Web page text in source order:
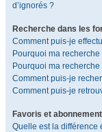
d’ignorés ?
Recherche dans les
Comment puis-je
Pourquoi ma
Pourquoi ma
Comment puis-je
Comment puis-je
Favoris et
Quelle est la différence